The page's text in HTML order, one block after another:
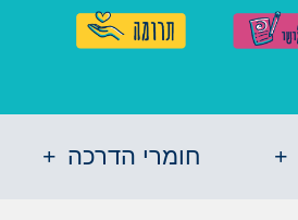
חומרי הדרכה